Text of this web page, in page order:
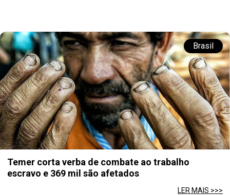
Brasil
Temer corta verba de combate ao trabalho
escravo e 369 mil são afetados
LER MAIS >>>